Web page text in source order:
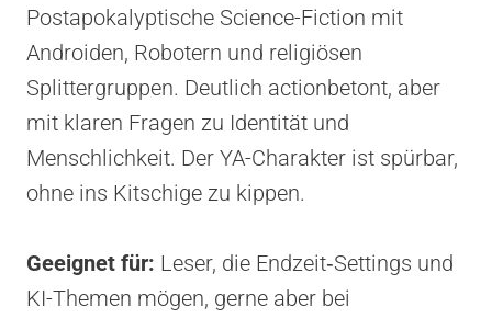
Postapokalyptische Science-Fiction mit
Androiden, Robotern und religiösen
Splittergruppen. Deutlich actionbetont, aber
mit klaren Fragen zu Identität und
Menschlichkeit. Der YA-Charakter ist spürbar,
ohne ins Kitschige zu kippen.
Geeignet für: Leser, die Endzeit‑Settings und
KI-Themen mögen, gerne aber bei